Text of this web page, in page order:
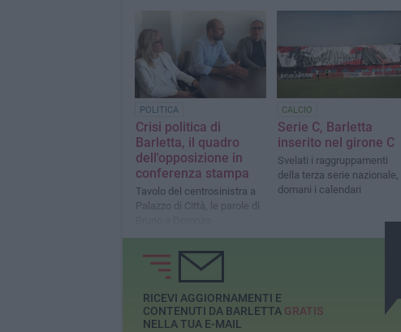
POLITICA
Crisi politica di
Barletta, il quadro
dell'opposizione in
conferenza stampa
Tavolo del centrosinistra a
Palazzo di Città, le parole di
CALCIO
Serie C, Barletta
inserito nel girone C
Svelati i raggruppamenti
della terza serie nazionale,
domani i calendari
RICEVI AGGIORNAMENTI E
CONTENUTI DA BARLETTA GRATIS
NELLA TUA E-MAIL